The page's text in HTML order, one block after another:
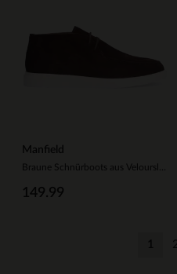
Manfield
149.99
1 2